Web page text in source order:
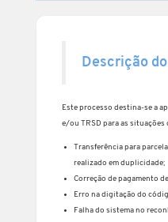
Descrição
Este processo destina-se a
e/ou TRSD para as situações
Transferência para
realizado em duplicidade;
Correção de pagamento
Erro na digitação do
Falha do sistema no